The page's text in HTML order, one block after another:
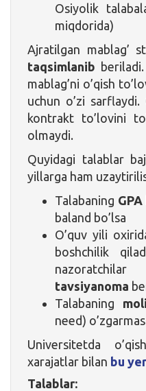
Osiyolik
miqdorida)
Ajratilgan mablag’
taqsimlanib
mablag’ni o’qish
uchun o’zi sarflaydi.
kontrakt to’lovini
olmaydi.
Quyidagi talablar
yillarga ham
Talabaning GPA
baland bo’lsa
O’quv yili
boshchilik
tavsiyanoma
Talabaning
need)
Universitetda
xarajatlar bilan bu
Talablar: